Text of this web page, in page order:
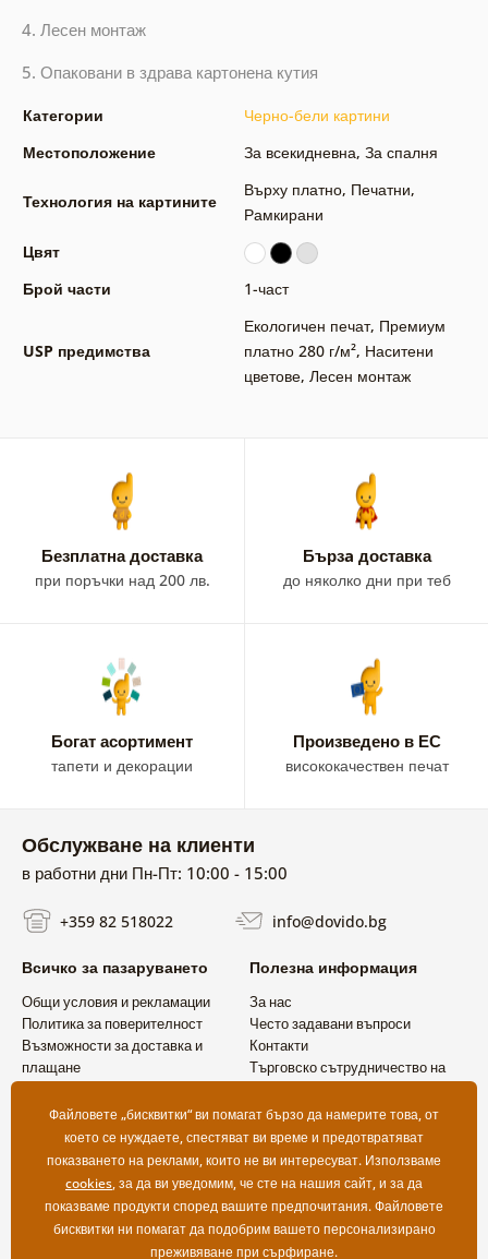
4. Лесен монтаж
5. Опаковани в здрава картонена кутия
Категории
Черно-бели картини
Местоположение
За всекидневна, За спалня
Технология на картините
Върху платно, Печатни,
Рамкирани
Цвят
Брой части
1-част
USP предимства
Екологичен печат, Премиум
платно 280 г/м², Наситени
цветове, Лесен монтаж
Безплатна доставка
при поръчки над 200 лв.
Бързa доставка
до няколко дни при теб
Богат асортимент
тапети и декорации
Произведено в ЕС
висококачествен печат
Обслужване на клиенти
в работни дни Пн-Пт: 10:00 - 15:00
+359 82 518022 info@dovido.bg
Всичко за пазаруването
Общи условия и рекламации
Политика за поверителност
Възможности за доставка и
плащане
Полезна информация
За нас
Често задавани въпроси
Контакти
Търговско сътрудничество на
Файловете „бисквитки“ ви помагат бързо да намерите това, от
което се нуждаете, спестяват ви време и предотвратяват
показването на реклами, които не ви интересуват. Използваме
cookies, за да ви уведомим, че сте на нашия сайт, и за да
показваме продукти според вашите предпочитания. Файловете
бисквитки ни помагат да подобрим вашето персонализирано
преживяване при сърфиране.